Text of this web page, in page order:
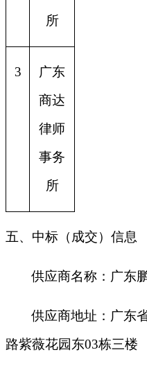
所
3
广东
商达
律师
事务
所
五、中标（成交）信息
供应商名称： 广东
供应商地址：广东
路紫薇花园东03栋三楼